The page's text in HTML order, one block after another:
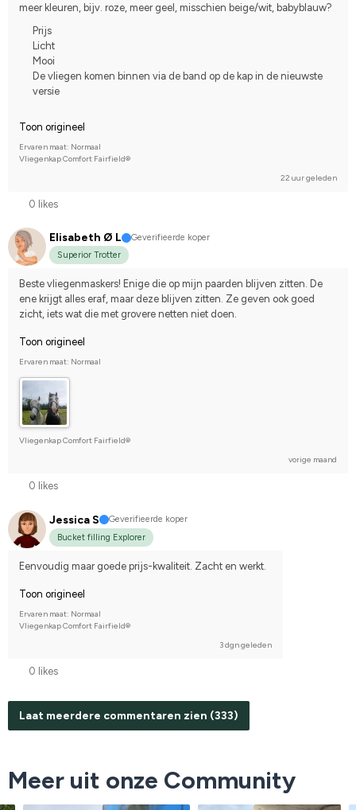
meer kleuren, bijv. roze, meer geel, misschien beige/wit, babyblauw?
Prijs
Licht
Mooi
De vliegen komen binnen via de band op de kap in de nieuwste
versie
Toon origineel
Ervaren maat: Normaal
Vliegenkap Comfort Fairfield®
22 uur geleden
0 likes
Elisabeth Ø L
Geverifieerde koper
Superior Trotter
Beste vliegenmaskers! Enige die op mijn paarden blijven zitten. De
ene krijgt alles eraf, maar deze blijven zitten. Ze geven ook goed
zicht, iets wat die met grovere netten niet doen.
Toon origineel
Ervaren maat: Normaal
Vliegenkap Comfort Fairfield®
vorige maand
0 likes
Jessica S
Geverifieerde koper
Bucket filling Explorer
Eenvoudig maar goede prijs-kwaliteit. Zacht en werkt.
Toon origineel
Ervaren maat: Normaal
Vliegenkap Comfort Fairfield®
3 dgn geleden
0 likes
Laat meerdere commentaren zien (333)
Meer uit onze Community